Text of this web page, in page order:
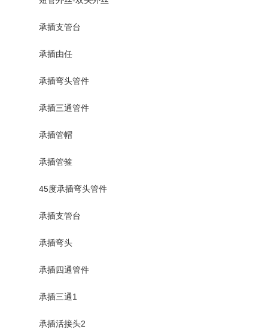
承插支管台
承插由任
承插弯头管件
承插三通管件
承插管帽
承插管箍
45度承插弯头管件
承插支管台
承插弯头
承插四通管件
承插三通1
承插活接头2